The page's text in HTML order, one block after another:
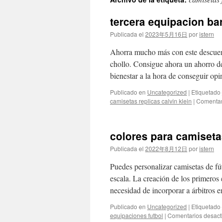
contenido
tercera equipacion
Publicada el 2023年5月16日 poristern
Ahorra mucho más con este
chollo. Consigue ahora un ahorro
bienestar a la hora de conseguir
Publicado en Uncategorized | Etiquetado
camisetas replicas calvin klein |
colores para
Publicada el 2022年8月12日 poristern
Puedes personalizar camisetas de
escala. La creación de los
necesidad de incorporar a árbitros
Publicado en Uncategorized | Etiquetado
equipaciones futbol | Comentarios